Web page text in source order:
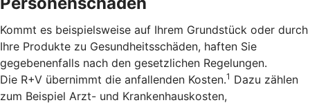
Kommt es beispielsweise auf Ihrem Grundstück oder durch
Ihre Produkte zu Gesundheitsschäden, haften Sie
gegebenenfalls nach den gesetzlichen Regelungen.
Die R+V übernimmt die anfallenden Kosten.1 Dazu zählen
zum Beispiel Arzt- und Krankenhauskosten,